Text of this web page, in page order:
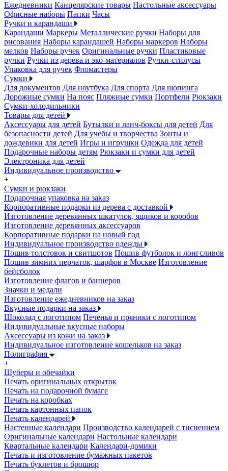
Ежедневники Канцелярские товары Настольные аксессуары
Офисные наборы Папки Часы
Ручки и карандаши
Карандаши Маркеры Металлические ручки Наборы для
рисования Наборы карандашей Наборы маркеров Наборы
мелков Наборы ручек Оригинальные ручки Пластиковые
ручки Ручки из дерева и эко-материалов Ручки-стилусы
Упаковка для ручек Фломастеры
Сумки
Для документов Для ноутбука Для спорта Для шопинга
Дорожные сумки На пояс Пляжные сумки Портфели Рюкзаки
Сумки-холодильники
Товары для детей
Аксессуары для детей Бутылки и ланч-боксы для детей Для
безопасности детей Для учебы и творчества Зонты и
дождевики для детей Игры и игрушки Одежда для детей
Подарочные наборы детям Рюкзаки и сумки для детей
Электроника для детей
Индивидуальное производство
+
Сумки и рюкзаки
Подарочная упаковка на заказ
Корпоративные подарки из дерева с доставкой
Изготовление деревянных шкатулок, ящиков и коробов
Изготовление деревянных аксессуаров
Корпоративные подарки на новый год
Индивидуальное производство одежды
Пошив толстовок и свитшотов Пошив футболок и лонгсливов
Пошив зимних перчаток, шарфов в Москве Изготовление
бейсболок
Изготовление флагов и баннеров
Значки и медали
Изготовление ежедневников на заказ
Вкусные подарки на заказ
Шоколад с логотипом Печенья и пряники с логотипом
Индивидуальные вкусные наборы
Аксессуары из кожи на заказ
Индивидуальное изготовление кошельков на заказ
Полиграфия
+
Шуберы и обечайки
Печать оригинальных открыток
Печать на подарочной бумаге
Печать на коробках
Печать картонных папок
Печать календарей
Настенные календари Производство календарей с тиснением
Оригинальные календари Настольные календари
Квартальные календари Календари-домики
Печать и изготовление бумажных пакетов
Печать буклетов и брошюр